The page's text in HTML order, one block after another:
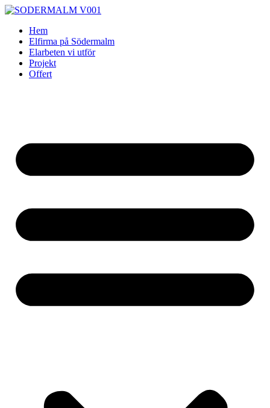
Skip
contentHem
Elfirma på Södermalm
Elarbeten vi utför
Projekt
Offert